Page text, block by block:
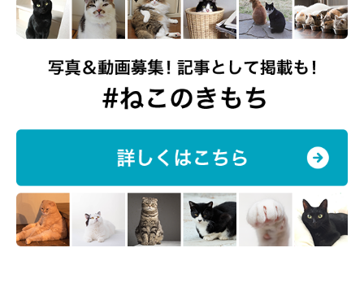
ねこのきもち投稿写真ギャラリー